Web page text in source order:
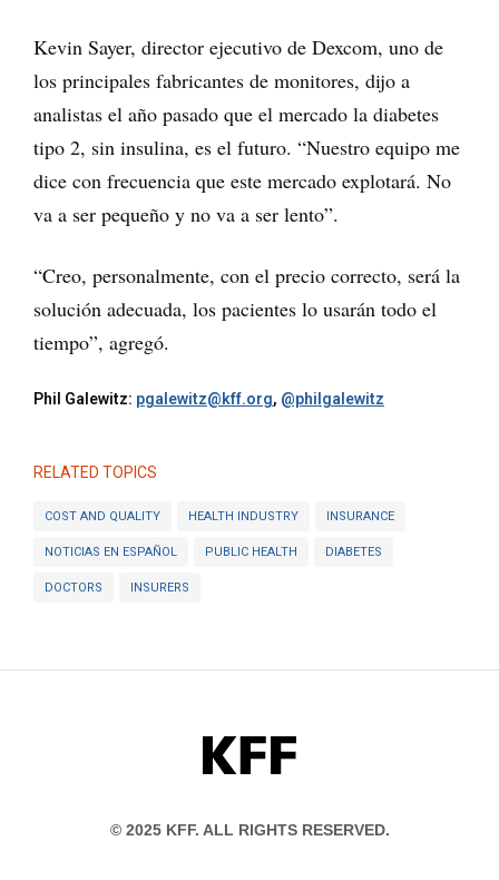
Kevin Sayer, director ejecutivo de Dexcom, uno de
los principales fabricantes de monitores, dijo a
analistas el año pasado que el mercado la diabetes
tipo 2, sin insulina, es el futuro. “Nuestro equipo me
dice con frecuencia que este mercado explotará. No
va a ser pequeño y no va a ser lento”.
“Creo, personalmente, con el precio correcto, será la
solución adecuada, los pacientes lo usarán todo el
tiempo”, agregó.
Phil Galewitz: pgalewitz@kff.org, @philgalewitz
RELATED TOPICS
COST AND QUALITY HEALTH INDUSTRY INSURANCE
NOTICIAS EN ESPAÑOL PUBLIC HEALTH DIABETES
DOCTORS INSURERS
KFF
© 2025 KFF. ALL RIGHTS RESERVED.